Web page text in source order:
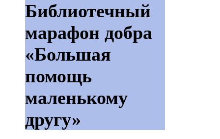
Библиотечный
марафон добра
«Большая
помощь
маленькому
другу»